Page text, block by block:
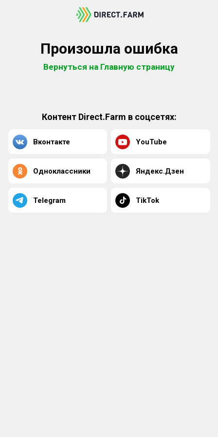
Произошла ошибка
Вернуться на Главную страницу
Контент Direct.Farm в соцсетях:
Вконтакте YouTube
Одноклассники Яндекс.Дзен
Telegram TikTok